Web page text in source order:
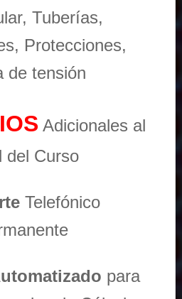
Tuberías,
Protecciones,
de tensión
Adicionales al
del Curso
Telefónico
para